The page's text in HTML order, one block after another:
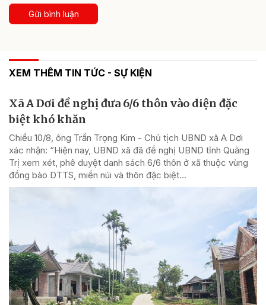
Gửi bình luận
XEM THÊM TIN TỨC - SỰ KIỆN
Xã A Dơi đề nghị đưa 6/6 thôn vào diện đặc
biệt khó khăn
Chiều 10/8, ông Trần Trọng Kim - Chủ tịch UBND xã A Dơi
xác nhận: “Hiện nay, UBND xã đã đề nghị UBND tỉnh Quảng
Trị xem xét, phê duyệt danh sách 6/6 thôn ở xã thuộc vùng
đồng bào DTTS, miền núi và thôn đặc biệt...